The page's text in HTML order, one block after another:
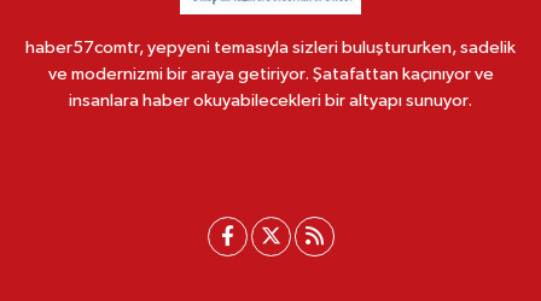
haber57comtr, yepyeni temasıyla sizleri buluştururken, sadelik
ve modernizmi bir araya getiriyor. Şatafattan kaçınıyor ve
insanlara haber okuyabilecekleri bir altyapı sunuyor.